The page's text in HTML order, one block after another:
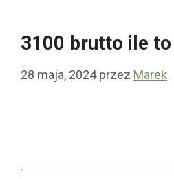
3100 brutto ile
28 maja, 2024 przez Marek